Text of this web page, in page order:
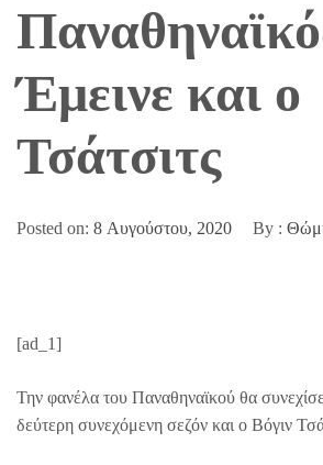
Έμεινε και ο
Τσάτσιτς
Posted on: 8 Αυγούστου, 2020 By :
[ad_1]
Την φανέλα του Παναθηναϊκού θα
δεύτερη συνεχόμενη σεζόν και ο Βόγιν